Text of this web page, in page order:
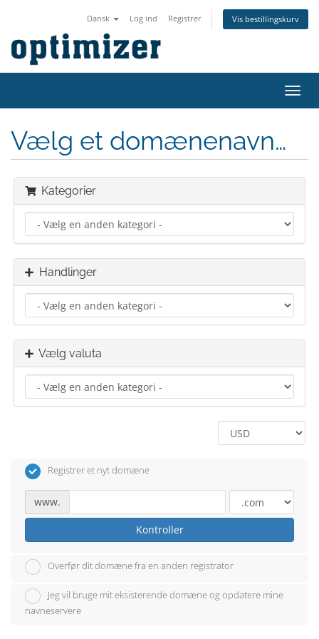
Dansk Log ind Registrer Vis bestillingskurv
Skift
Vælg et domænenavn…
Kategorier
Handlinger
Vælg valuta
Registrer et nyt domæne
www.
Kontroller
Overfør dit domæne fra en anden registrator
Jeg vil bruge mit eksisterende domæne og opdatere mine
navneservere